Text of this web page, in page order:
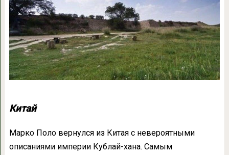
Китай
Марко Поло вернулся из Китая с невероятными
описаниями империи Кублай-хана. Самым